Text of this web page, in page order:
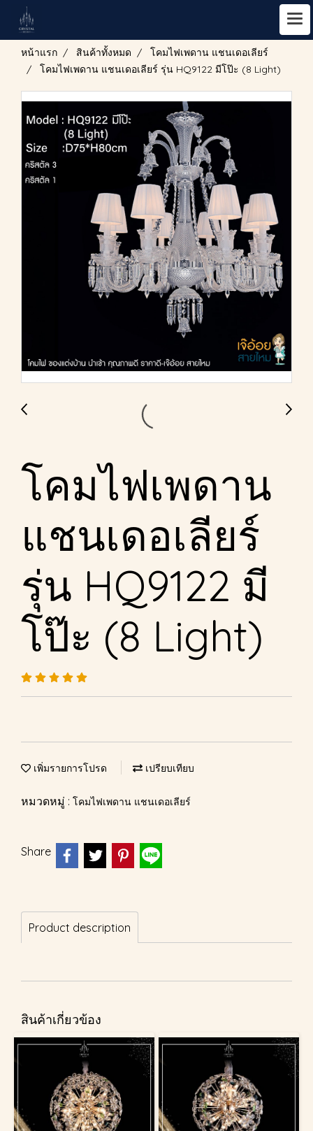
หน้าแรก สินค้าทั้งหมด
โคมไฟเพดาน แชนเดอเลียร์
โคมไฟเพดาน แชนเดอเลียร์ รุ่น HQ9122 มีโป๊ะ (8 Light)
โคมไฟเพดาน
แชนเดอเลียร์
รุ่น HQ9122 มี
โป๊ะ (8 Light)
เพิ่มรายการโปรด เปรียบเทียบ
หมวดหมู่ : โคมไฟเพดาน แชนเดอเลียร์
Share
Product description
สินค้าเกี่ยวข้อง